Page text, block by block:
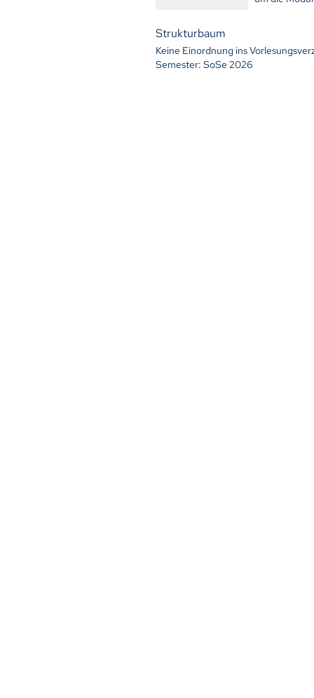
Strukturbaum
Keine Einordnung ins
Semester: SoSe 2026